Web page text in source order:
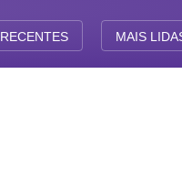
RECENTES MAIS